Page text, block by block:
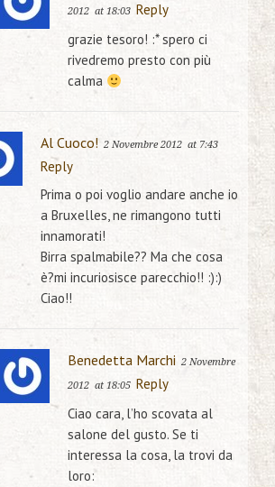
2012 at 18:03 Reply
grazie tesoro! :* spero ci
rivedremo presto con più
calma
Al Cuoco! 2 Novembre 2012 at 7:43
Reply
Prima o poi voglio andare anche io
a Bruxelles, ne rimangono tutti
innamorati!
Birra spalmabile?? Ma che cosa
è?mi incuriosisce parecchio!! :):)
Ciao!!
Benedetta Marchi 2 Novembre
2012 at 18:05 Reply
Ciao cara, l’ho scovata al
salone del gusto. Se ti
interessa la cosa, la trovi da
loro: